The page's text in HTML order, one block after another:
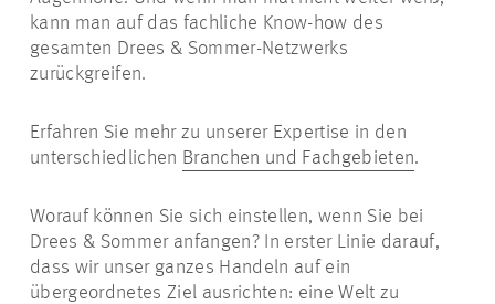
kann man auf das fachliche Know-how des
gesamten Drees & Sommer-Netzwerks
zurückgreifen.
Erfahren Sie mehr zu unserer Expertise in den
unterschiedlichen Branchen und Fachgebieten.
Worauf können Sie sich einstellen, wenn Sie bei
Drees & Sommer anfangen? In erster Linie darauf,
dass wir unser ganzes Handeln auf ein
übergeordnetes Ziel ausrichten: eine Welt zu